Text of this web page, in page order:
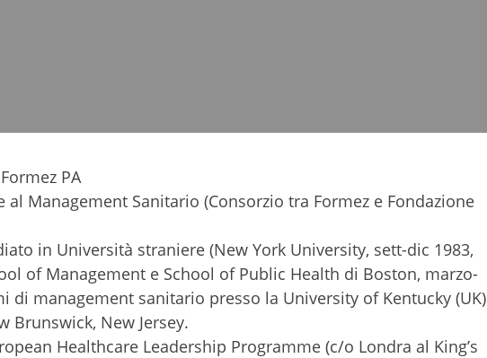
PA
al Management Sanitario (Consorzio tra Formez e Fondazione
in Università straniere (New York University, sett-dic 1983,
of Management e School of Public Health di Boston, marzo-
management sanitario presso la University of Kentucky (UK)
Brunswick, New Jersey.
Healthcare Leadership Programme (c/o Londra al King’s